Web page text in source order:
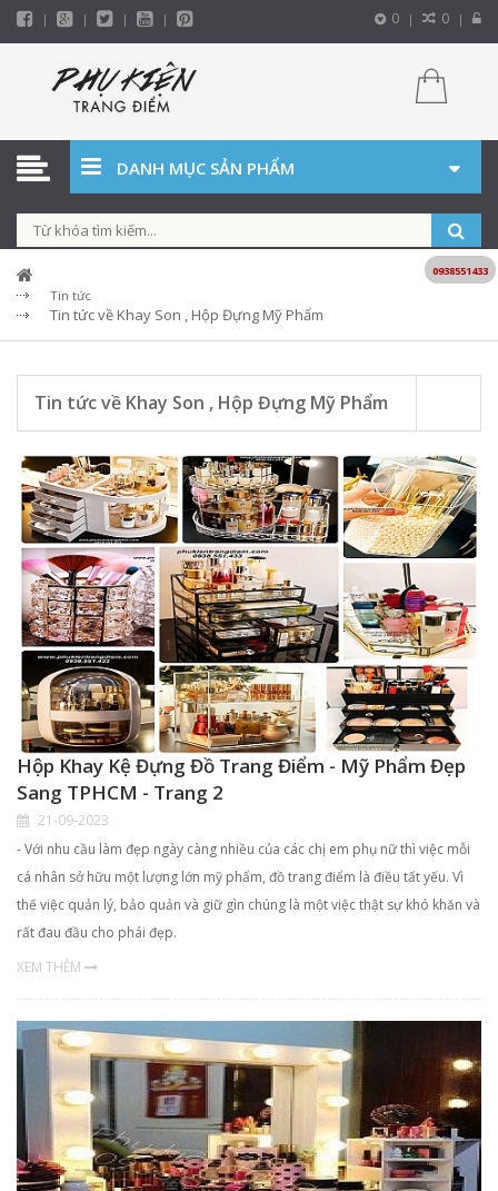
0 0
DANH MỤC SẢN PHẨM
Tin tức
Tin tức về Khay Son , Hộp Đựng Mỹ Phẩm
Tin tức về Khay Son , Hộp Đựng Mỹ Phẩm
Hộp Khay Kệ Đựng Đồ Trang Điểm - Mỹ Phẩm Đẹp
Sang TPHCM - Trang 2
21-09-2023
- Với nhu cầu làm đẹp ngày càng nhiều của các chị em phụ nữ thì việc mỗi
cá nhân sở hữu một lượng lớn mỹ phẩm, đồ trang điểm là điều tất yếu. Vì
thế việc quản lý, bảo quản và giữ gìn chúng là một việc thật sự khó khăn và
rất đau đầu cho phái đẹp.
XEM THÊM
0938551433